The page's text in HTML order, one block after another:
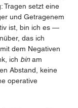
Tragen setzt eine
und Getragenem
ist, bin ich es —
das ich
dem Negativen
ich bin am
Abstand, keine
operative